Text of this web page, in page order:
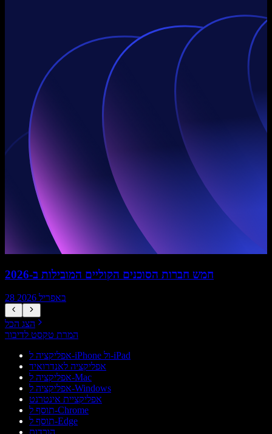
חמש חברות הסוכנים הקוליים המובילות ב-2026
28 באפריל 2026
הצג הכל
המרת טקסט לדיבור
אפליקציה ל-iPhone ול-iPad
אפליקציה לאנדרואיד
אפליקציה ל-Mac
אפליקציה ל-Windows
אפליקציית אינטרנט
תוסף ל-Chrome
תוסף ל-Edge
הורדות